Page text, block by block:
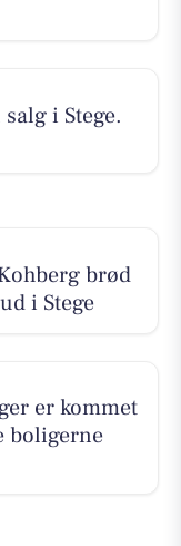
i Stege.
brød
i Stege
er kommet
boligerne